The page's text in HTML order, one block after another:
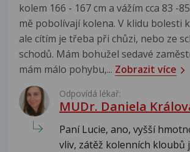
kolem 166 - 167 cm a vážím cca 83 -
mě pobolívají kolena. V klidu bolesti
ale cítím je třeba při chůzi, nebo ze
schodů. Mám bohužel sedavé
mám málo pohybu,... Zobrazit více
Odpovídá lékař:
MUDr. Daniela
Paní Lucie, ano, vyšší
vliv, zátěž kolenních kloubů